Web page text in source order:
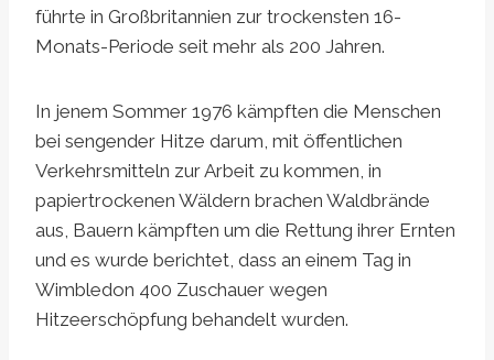
führte in Großbritannien zur trockensten 16-
Monats-Periode seit mehr als 200 Jahren.
In jenem Sommer 1976 kämpften die Menschen
bei sengender Hitze darum, mit öffentlichen
Verkehrsmitteln zur Arbeit zu kommen, in
papiertrockenen Wäldern brachen Waldbrände
aus, Bauern kämpften um die Rettung ihrer Ernten
und es wurde berichtet, dass an einem Tag in
Wimbledon 400 Zuschauer wegen
Hitzeerschöpfung behandelt wurden.